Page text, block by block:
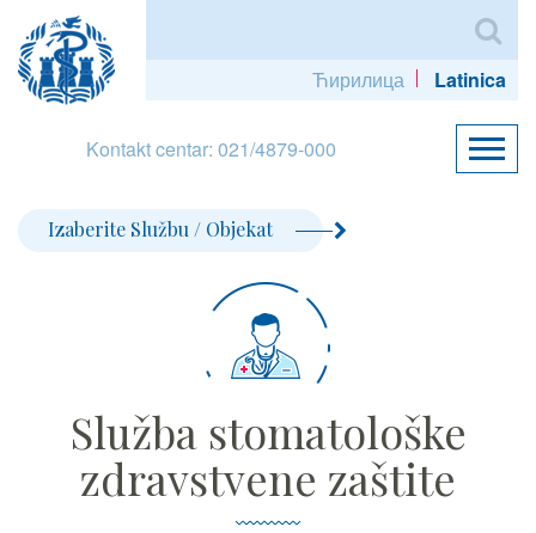
Ћирилица Latinica
Kontakt centar: 021/4879-000
Izaberite Službu / Objekat
Služba stomatološke
zdravstvene zaštite